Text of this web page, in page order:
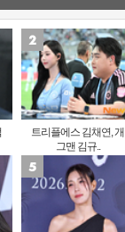
트리플에스 김채연, 개
그맨 김규..